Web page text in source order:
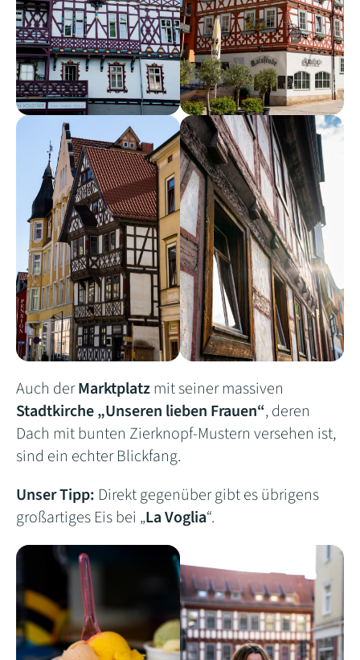
Auch derMarktplatzmit seiner massiven
Stadtkirche „Unseren lieben Frauen“, deren
Dach mit bunten Zierknopf-Mustern versehen ist,
sind ein echter Blickfang.
Unser Tipp: Direkt gegenüber gibt es übrigens
großartiges Eis bei „La Voglia“.